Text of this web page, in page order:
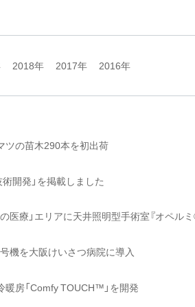
2018年 2017年 2016年
ツの苗木290本を初出荷
開発」を掲載しました
療」エリアに天井照明型手術室『オペルミ
機を大阪けいさつ病院に導入
房「Comfy TOUCH™」を開発